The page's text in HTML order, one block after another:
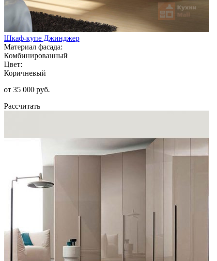
Шкаф-купе Джинджер
Материал фасада:
Комбинированный
Цвет:
Коричневый
от 35 000 руб.
Рассчитать